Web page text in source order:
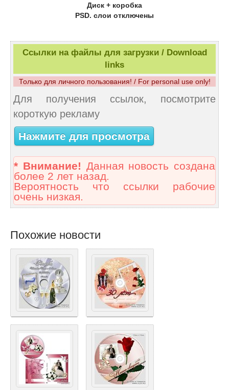
Диск + коробка
PSD. слои отключены
Ссылки на файлы для загрузки / Download
links
Только для личного пользования! / For personal use only!
Для получения ссылок, посмотрите
короткую рекламу
Нажмите для просмотра
* Внимание! Данная новость создана
более 2 лет назад.
Вероятность что ссылки рабочие
очень низкая.
Похожие новости